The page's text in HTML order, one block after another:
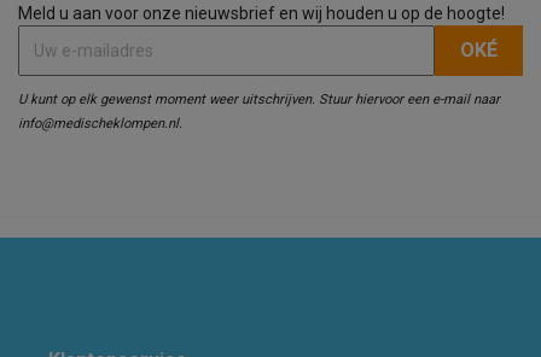
Meld u aan voor onze nieuwsbrief en wij houden u op de hoogte!
U kunt op elk gewenst moment weer uitschrijven. Stuur hiervoor een e-mail naar
info@medischeklompen.nl.